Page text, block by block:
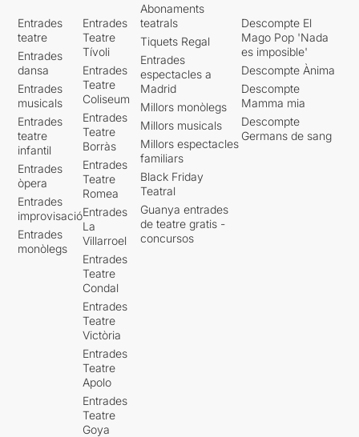
Entrades
teatre
Entrades
dansa
Entrades
musicals
Entrades
teatre
infantil
Entrades
òpera
Entrades
improvisació
Entrades
monòlegs
Entrades
Teatre
Tívoli
Entrades
Teatre
Coliseum
Entrades
Teatre
Borràs
Entrades
Teatre
Romea
Entrades
La
Villarroel
Entrades
Teatre
Condal
Entrades
Teatre
Victòria
Entrades
Teatre
Apolo
Entrades
Teatre
Goya
Abonaments
teatrals
Tiquets Regal
Entrades
espectacles a
Madrid
Millors monòlegs
Millors musicals
Millors espectacles
familiars
Black Friday
Teatral
Guanya entrades
de teatre gratis -
concursos
Descompte El
Mago Pop 'Nada
es imposible'
Descompte Ànima
Descompte
Mamma mia
Descompte
Germans de sang